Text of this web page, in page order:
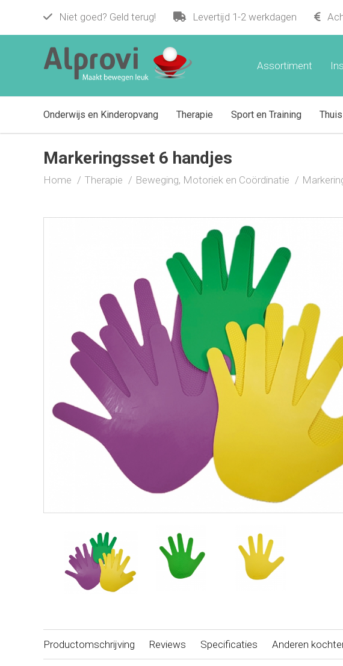
Niet goed? Geld terug! Levertijd 1-2 werkdagen
Assortiment
Onderwijs en Kinderopvang Therapie Sport en Training Thuis
Markeringsset 6 handjes
Home Therapie Beweging, Motoriek en Coördinatie
Productomschrijving Reviews Specificaties Anderen
Markeringsset 6 handjes